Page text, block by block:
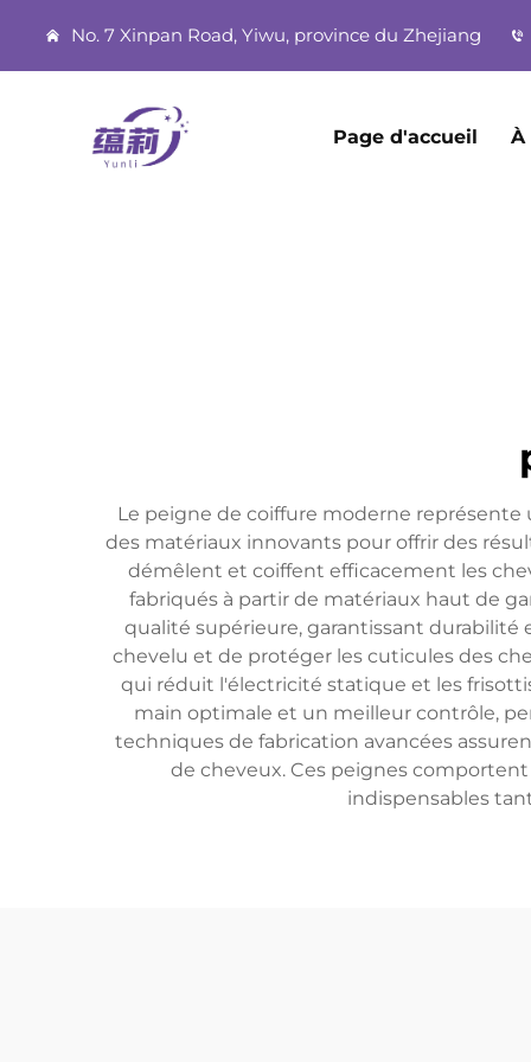
No. 7 Xinpan Road, Yiwu, province du Zhejiang
Page d'accueil À
Le peigne de coiffure moderne
des matériaux innovants pour offrir des
démêlent et coiffent efficacement les
fabriqués à partir de matériaux haut de
qualité supérieure, garantissant durabilité
chevelu et de protéger les cuticules des
qui réduit l'électricité statique et les
main optimale et un meilleur contrôle,
techniques de fabrication avancées
de cheveux. Ces peignes
indispensables